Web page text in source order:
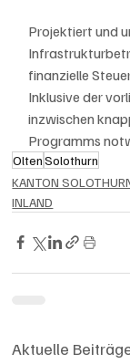
Projektiert und
finanzielle
Inklusive der
inzwischen
Programms
Olten Solothurn
KANTON
INLAND
Aktuelle